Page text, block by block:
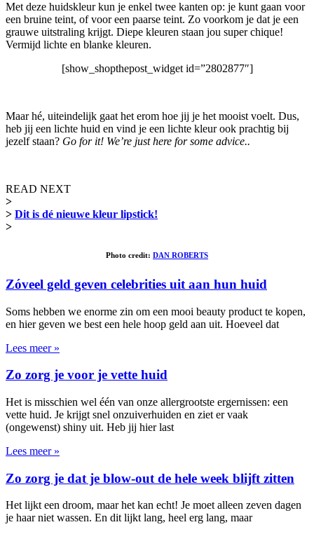
Met deze huidskleur kun je enkel twee kanten op: je kunt gaan voor
een bruine teint, of voor een paarse teint. Zo voorkom je dat je een
grauwe uitstraling krijgt. Diepe kleuren staan jou super chique!
Vermijd lichte en blanke kleuren.
[show_shopthepost_widget id=”2802877″]
Maar hé, uiteindelijk gaat het erom hoe jij je het mooist voelt. Dus,
heb jij een lichte huid en vind je een lichte kleur ook prachtig bij
jezelf staan? Go for it! We’re just here for some advice..
READ NEXT
>
> Dit is dé nieuwe kleur lipstick!
>
Photo credit: DAN ROBERTS
Zóveel geld geven celebrities uit aan hun huid
Soms hebben we enorme zin om een mooi beauty product te kopen,
en hier geven we best een hele hoop geld aan uit. Hoeveel dat
Lees meer »
Zo zorg je voor je vette huid
Het is misschien wel één van onze allergrootste ergernissen: een
vette huid. Je krijgt snel onzuiverhuiden en ziet er vaak
(ongewenst) shiny uit. Heb jij hier last
Lees meer »
Zo zorg je dat je blow-out de hele week blijft zitten
Het lijkt een droom, maar het kan echt! Je moet alleen zeven dagen
je haar niet wassen. En dit lijkt lang, heel erg lang, maar